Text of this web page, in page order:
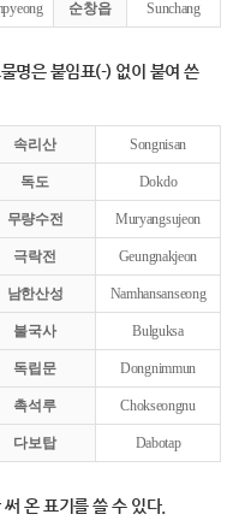
순창읍 Sunchang
명은 붙임표(-) 없이 붙여 쓴
속리산 Songnisan
독도 Dokdo
무량수전 Muryangsujeon
극락전 Geungnakjeon
남한산성 Namhansanseong
불국사 Bulguksa
독립문 Dongnimmun
촉석루 Chokseongnu
다보탑 Dabotap
온 표기를 쓸 수 있다.